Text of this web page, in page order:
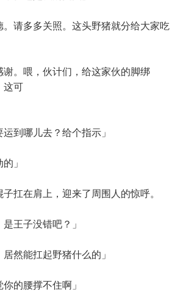
请多多关照。这头野猪就分给大家吃
。喂，伙计们，给这家伙的脚绑
这可
哪儿去？给个指示」
」
在肩上，迎来了周围人的惊呼。
王子没错吧？」
能扛起野猪什么的」
的腰撑不住啊」